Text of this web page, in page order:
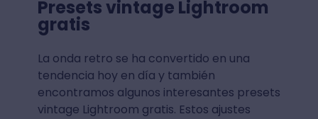
Presets vintage Lightroom
gratis
La onda retro se ha convertido en una
tendencia hoy en día y también
encontramos algunos interesantes presets
vintage Lightroom gratis. Estos ajustes